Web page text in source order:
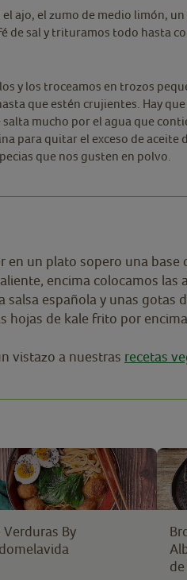
ajo, el zumo de medio limón,
de sal y trituramos todo hasta
y los troceamos en trozos
que estén crujientes. Hay
mucho por el agua que
para quitar el exceso de aceite
que nos gusten en polvo.
en un plato sopero una base
encima colocamos las
española y unas gotas
hojas de kale frito por
vistazo a nuestras recetas
Verduras By